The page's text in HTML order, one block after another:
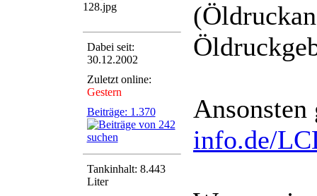
Dabei seit:
30.12.2002
Zuletzt online:
Gestern
Beiträge: 1.370
Tankinhalt: 8.443
Liter
info.de/